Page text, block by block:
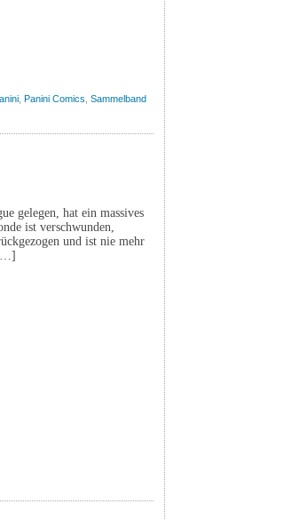
Panini Comics Sammelband
gelegen, hat ein massives
ist verschwunden,
und ist nie mehr